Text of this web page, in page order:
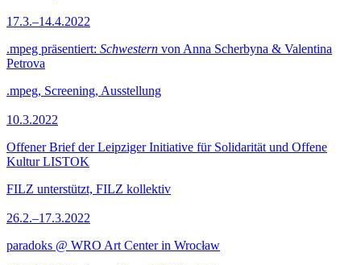
17.3.–14.4.2022
.mpeg präsentiert: Schwestern von Anna Scherbyna & Valentina
Petrova
.mpeg, Screening, Ausstellung
10.3.2022
Offener Brief der Leipziger Initiative für Solidarität und Offene
Kultur LISTOK
FILZ unterstützt, FILZ kollektiv
26.2.–17.3.2022
paradoks @ WRO Art Center in Wrocław